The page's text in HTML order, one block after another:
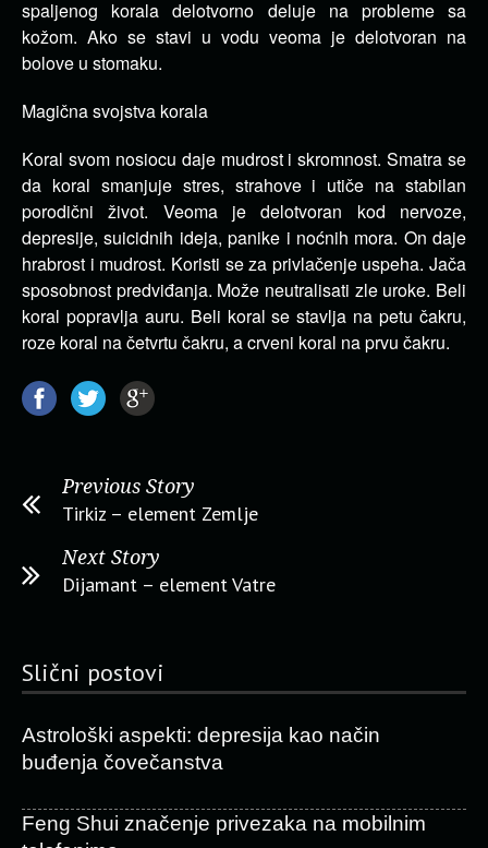
spaljenog korala delotvorno deluje na probleme sa
kožom. Ako se stavi u vodu veoma je delotvoran na
bolove u stomaku.
Magična svojstva korala
Koral svom nosiocu daje mudrost i skromnost. Smatra se
da koral smanjuje stres, strahove i utiče na stabilan
porodični život. Veoma je delotvoran kod nervoze,
depresije, suicidnih ideja, panike i noćnih mora. On daje
hrabrost i mudrost. Koristi se za privlačenje uspeha. Jača
sposobnost predviđanja. Može neutralisati zle uroke. Beli
koral popravlja auru. Beli koral se stavlja na petu čakru,
roze koral na četvrtu čakru, a crveni koral na prvu čakru.
Previous Story
Tirkiz – element Zemlje
Next Story
Dijamant – element Vatre
Slični postovi
Astrološki aspekti: depresija kao način
buđenja čovečanstva
Feng Shui značenje privezaka na mobilnim